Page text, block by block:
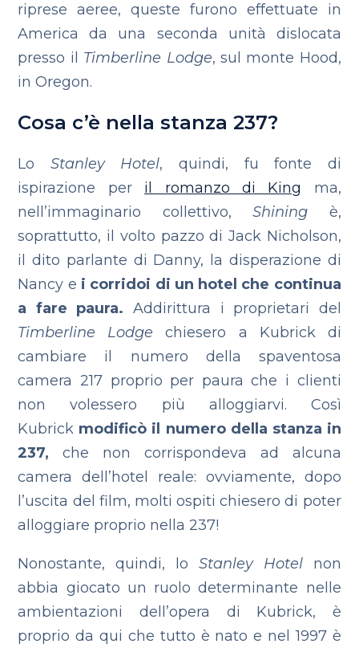
riprese aeree, queste furono effettuate in
America da una seconda unità dislocata
presso il Timberline Lodge, sul monte Hood,
in Oregon.
Cosa c’è nella stanza 237?
Lo Stanley Hotel, quindi, fu fonte di
ispirazione per il romanzo di King
ma,
nell’immaginario collettivo,Shining è,
soprattutto, il volto pazzo di Jack Nicholson,
il dito parlante di Danny, la disperazione di
Nancy e i corridoi di un hotel che continua
a fare paura. Addirittura i proprietari del
Timberline Lodge chiesero a Kubrick di
cambiare il numero della spaventosa
camera 217 proprio per paura che i clienti
non volessero più alloggiarvi. Così
Kubrick modificò il numero della stanza in
237, che non corrispondeva ad alcuna
camera dell’hotel reale: ovviamente, dopo
l’uscita del film, molti ospiti chiesero di poter
alloggiare proprio nella 237!
Nonostante, quindi, lo Stanley Hotelnon
abbia giocato un ruolo determinante nelle
ambientazioni dell’opera di Kubrick, è
proprio da qui che tutto è nato e nel 1997 è